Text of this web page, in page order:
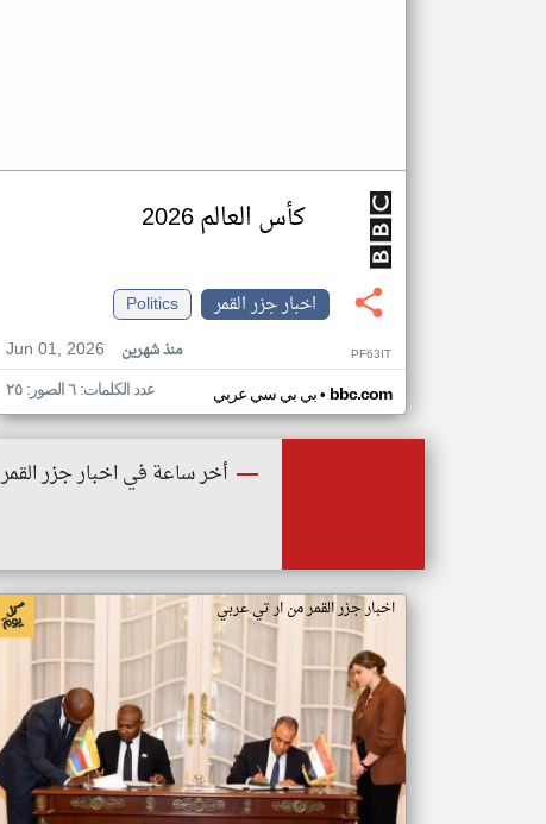
كأس العالم 2026
اخبار جزر القمر
Politics
Jun 01, 2026
منذ شهرين PF63IT
بي بي سي عربي• bbc.com عدد الكلمات: ٦ الصور: ٢٥
أخر ساعة في اخبار جزر القمر
اخبار جزر القمر من ار تي عربي